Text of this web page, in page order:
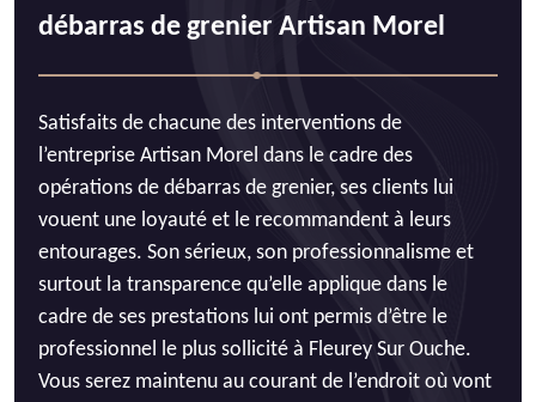
débarras de grenier Artisan Morel
Satisfaits de chacune des interventions de
l’entreprise Artisan Morel dans le cadre des
opérations de débarras de grenier, ses clients lui
vouent une loyauté et le recommandent à leurs
entourages. Son sérieux, son professionnalisme et
surtout la transparence qu’elle applique dans le
cadre de ses prestations lui ont permis d’être le
professionnel le plus sollicité à Fleurey Sur Ouche.
Vous serez maintenu au courant de l’endroit où vont